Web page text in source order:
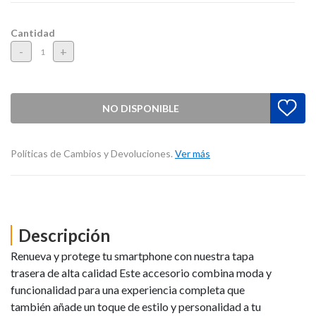
Cantidad
- +
NO DISPONIBLE
Políticas de Cambios y Devoluciones. Ver más
Descripción
Renueva y protege tu smartphone con nuestra tapa
trasera de alta calidad Este accesorio combina moda y
funcionalidad para una experiencia completa que
también añade un toque de estilo y personalidad a tu